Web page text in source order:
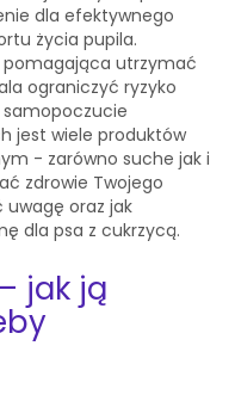
dla efektywnego
życia pupila.
pomagająca utrzymać
ograniczyć ryzyko
samopoczucie
jest wiele produktów
- zarówno suche jak i
zdrowie Twojego
uwagę oraz jak
dla psa z cukrzycą.
jak ją